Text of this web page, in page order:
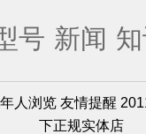
号 新闻
人浏览 友情提醒
下正规实体店